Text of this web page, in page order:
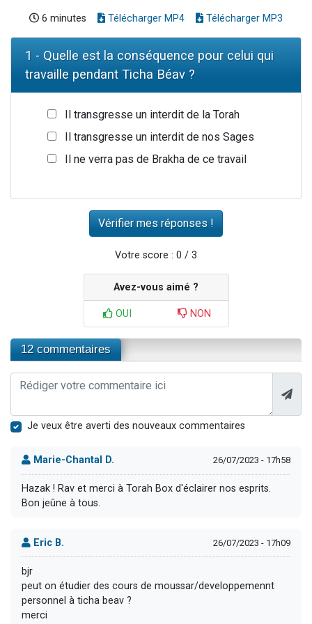
6 minutes Télécharger MP4 Télécharger MP3
1 - Quelle est la conséquence pour celui qui
travaille pendant Ticha Béav ?
Il transgresse un interdit de la Torah
Il transgresse un interdit de nos Sages
Il ne verra pas de Brakha de ce travail
Votre score : 0 / 3
Avez-vous aimé ?
OUI NON
12 commentaires
Je veux être averti des nouveaux commentaires
Marie-Chantal D. 26/07/2023 - 17h58
Hazak ! Rav et merci à Torah Box d'éclairer nos esprits.
Bon jeûne à tous.
Eric B. 26/07/2023 - 17h09
bjr
peut on étudier des cours de moussar/developpemennt
personnel à ticha beav ?
merci